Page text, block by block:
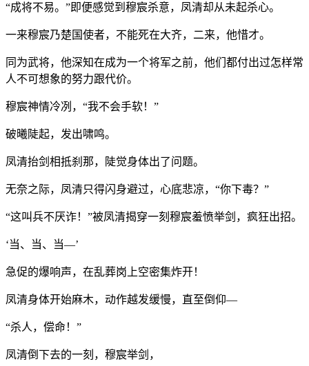
“成将不易。”即便感觉到穆宸杀意，凤清却从未起杀心。
一来穆宸乃楚国使者，不能死在大齐，二来，他惜才。
同为武将，他深知在成为一个将军之前，他们都付出过怎样常
人不可想象的努力跟代价。
穆宸神情冷冽，“我不会手软！”
破曦陡起，发出啸鸣。
凤清抬剑相抵刹那，陡觉身体出了问题。
无奈之际，凤清只得闪身避过，心底悲凉，“你下毒？”
“这叫兵不厌诈！”被凤清揭穿一刻穆宸羞愤举剑，疯狂出招。
‘当、当、当—’
急促的爆响声，在乱葬岗上空密集炸开！
凤清身体开始麻木，动作越发缓慢，直至倒仰—
“杀人，偿命！”
凤清倒下去的一刻，穆宸举剑，